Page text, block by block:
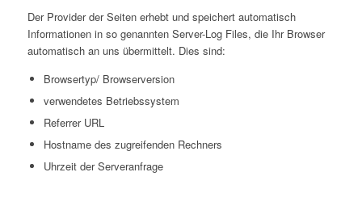
Der Provider der Seiten erhebt und speichert automatisch
Informationen in so genannten Server-Log Files, die Ihr Browser
automatisch an uns übermittelt. Dies sind:
Browsertyp/ Browserversion
verwendetes Betriebssystem
Referrer URL
Hostname des zugreifenden Rechners
Uhrzeit der Serveranfrage